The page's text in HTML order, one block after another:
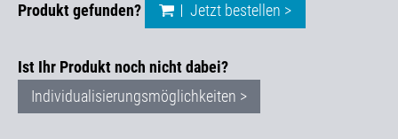
Produkt gefunden? Jetzt bestellen >
Ist Ihr Produkt noch nicht dabei?
Individualisierungsmöglichkeiten >